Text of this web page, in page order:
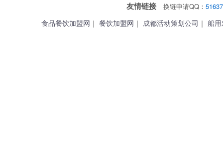
友情链接 换链申请QQ：
食品餐饮加盟网 ｜ 餐饮加盟网 ｜ 成都活动策划公司 ｜ 船